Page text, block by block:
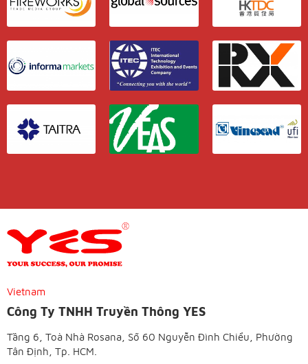
Vietnam
Công Ty TNHH Truyền Thông YES
Tầng 6, Toà Nhà Rosana, Số 60 Nguyễn Đình Chiểu, Phường
Tân Định, Tp. HCM.